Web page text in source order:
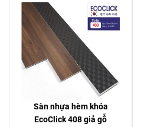
Sàn nhựa hèm khóa
EcoClick 408 giả gỗ